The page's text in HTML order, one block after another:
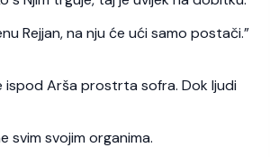
Rejjan, na nju će ući samo postači.”
ispod Arša prostrta sofra. Dok ljudi
svim svojim organima.